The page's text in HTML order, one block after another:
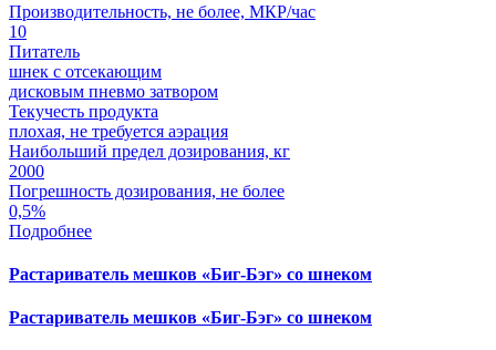
Производительность, не более, МКР/час
10
Питатель
шнек с отсекающим
дисковым пневмо затвором
Текучесть продукта
плохая, не требуется аэрация
Наибольший предел дозирования, кг
2000
Погрешность дозирования, не более
0,5%
Подробнее
Растариватель мешков «Биг-Бэг» со шнеком
Растариватель мешков «Биг-Бэг» со шнеком